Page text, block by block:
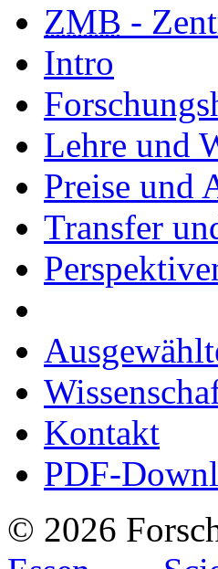
ZMB -
Intro
Lehre und
Preise und
Transfer
Kontakt
PDF-
© 2026